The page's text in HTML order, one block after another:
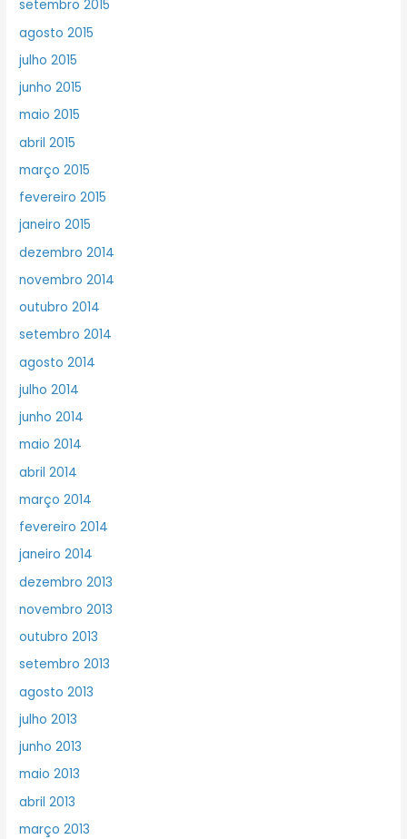
setembro 2015
agosto 2015
julho 2015
junho 2015
maio 2015
abril 2015
março 2015
fevereiro 2015
janeiro 2015
dezembro 2014
novembro 2014
outubro 2014
setembro 2014
agosto 2014
julho 2014
junho 2014
maio 2014
abril 2014
março 2014
fevereiro 2014
janeiro 2014
dezembro 2013
novembro 2013
outubro 2013
setembro 2013
agosto 2013
julho 2013
junho 2013
maio 2013
abril 2013
março 2013